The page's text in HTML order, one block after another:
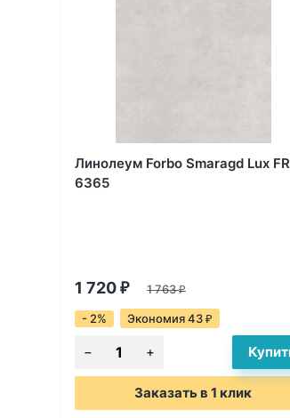
Линолеум Forbo Smaragd Lux FR
6365
1 720 ₽ 1 763₽
- 2% Экономия 43 ₽
Заказать в 1 клик